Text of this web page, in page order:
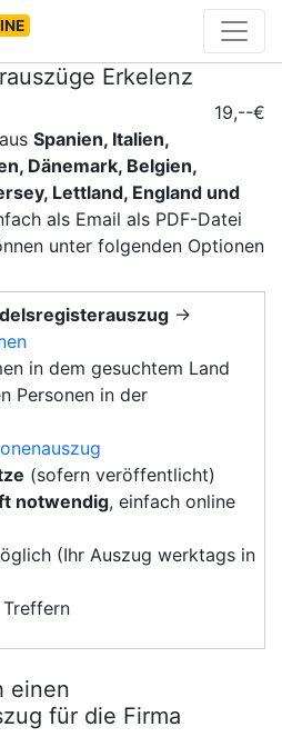
Erkelenz
19,--€
Spanien, Italien,
Dänemark, Belgien,
Lettland, England und
als Email als PDF-Datei
unter folgenden Optionen
→
in dem gesuchtem Land
Personen in der
(sofern veröffentlicht)
notwendig, einfach online
(Ihr Auszug werktags in
einen
für die Firma